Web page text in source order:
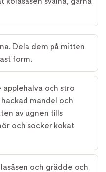
Dela dem på mitten
form.
äpplehalva och strö
mandel och
av ugnen tills
och socker kokat
och grädde och